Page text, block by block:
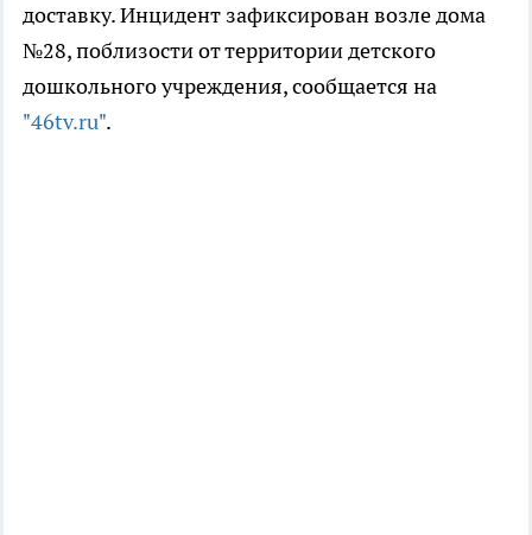
доставку. Инцидент зафиксирован возле дома
№28, поблизости от территории детского
дошкольного учреждения, сообщается на
"46tv.ru".